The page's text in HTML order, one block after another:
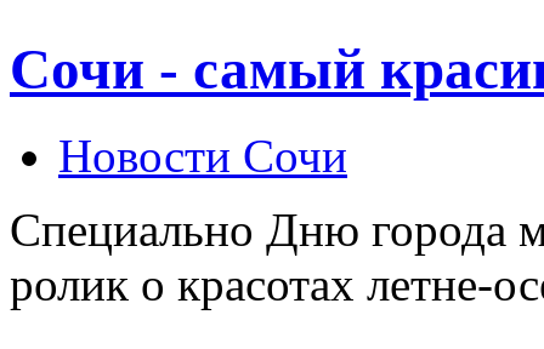
Сочи - самый
Новости Сочи
Специально Дню города
ролик о красотах летне-